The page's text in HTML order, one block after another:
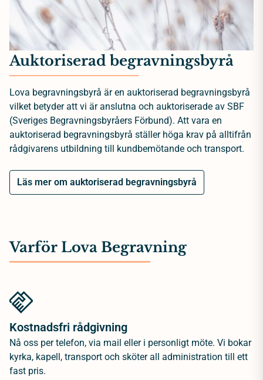
Auktoriserad begravningsbyrå
Lova begravningsbyrå är en auktoriserad begravningsbyrå
vilket betyder att vi är anslutna och auktoriserade av SBF
(Sveriges Begravningsbyråers Förbund). Att vara en
auktoriserad begravningsbyrå ställer höga krav på alltifrån
rådgivarens utbildning till kundbemötande och transport.
Läs mer om auktoriserad begravningsbyrå
Varför Lova Begravning
Kostnadsfri rådgivning
Nå oss per telefon, via mail eller i personligt möte. Vi bokar
kyrka, kapell, transport och sköter all administration till ett
fast pris.